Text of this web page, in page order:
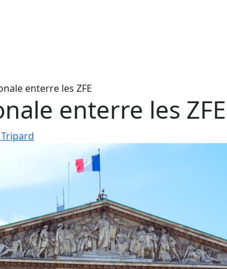
enterre les ZFE
enterre les ZFE